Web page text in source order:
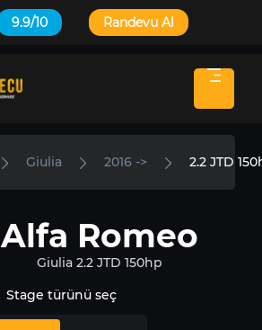
9.9/10 Randevu Al
Giulia 2016 -> 2.2 JTD
Alfa Romeo
Giulia 2.2 JTD 150hp
Stage türünü seç